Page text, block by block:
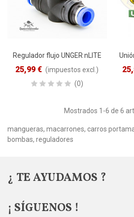
Regulador flujo UNGER nLITE
25,99 € (impuestos excl.)
(0)
Mostrados 1 -6 de 6
mangueras, macarrones, carros
bombas, reguladores
¿ TE AYUDAMOS ?
¡ SÍGUENOS !